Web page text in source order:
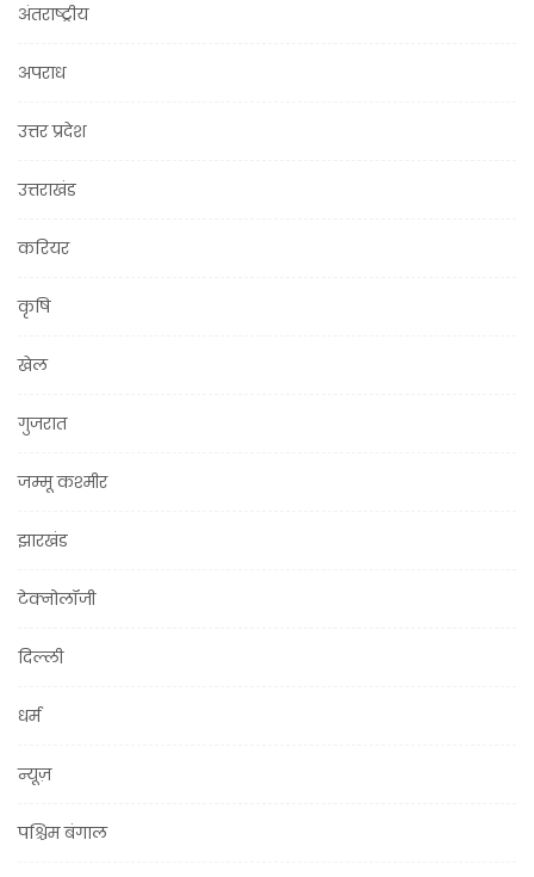
अंतराष्ट्रीय
अपराध
उत्तर प्रदेश
उत्तराखंड
करियर
कृषि
खेल
गुजरात
जम्मू कश्मीर
झारखंड
टेक्नोलॉजी
दिल्ली
धर्म
न्यूज़
पश्चिम बंगाल